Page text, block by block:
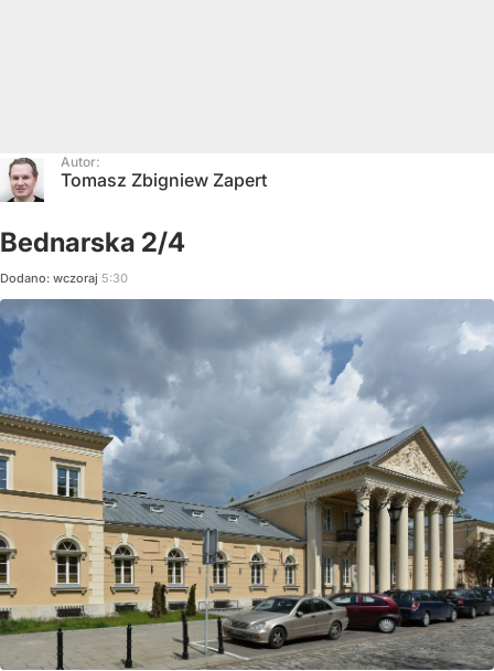
Autor:
Tomasz Zbigniew Zapert
Bednarska 2/4
Dodano: wczoraj 5:30